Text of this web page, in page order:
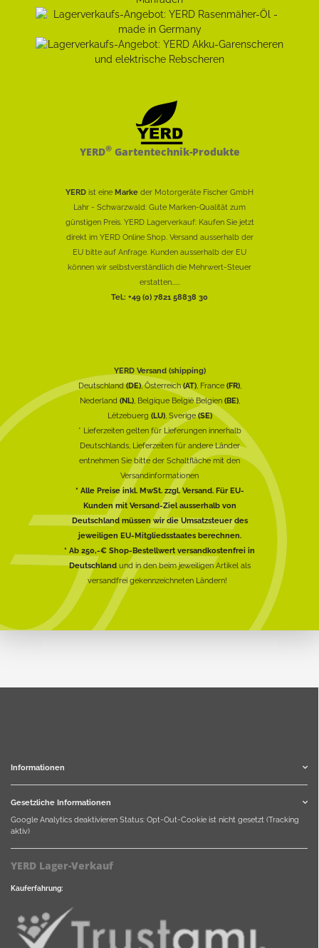
YERD®Gartentechnik-Produkte
YERD ist eine Marke der Motorgeräte Fischer GmbH
Lahr - Schwarzwald: Gute Marken-Qualität zum
günstigen Preis. YERD Lagerverkauf: Kaufen Sie jetzt
direkt im YERD Online Shop. Versand ausserhalb der
EU bitte auf Anfrage. Kunden ausserhalb der EU
können wir selbstverständlich die Mehrwert-Steuer
erstatten......
Tel.: +49 (0) 7821 58838 30
YERD Versand (shipping)
Deutschland(DE), Österreich(AT), France (FR),
Nederland (NL), Belgique België Belgien (BE),
Lëtzebuerg (LU), Sverige(SE)
* Lieferzeiten gelten für Lieferungen innerhalb
Deutschlands, Lieferzeiten für andere Länder
entnehmen Sie bitte der Schaltfläche mit den
Versandinformationen
* Alle Preise inkl. MwSt. zzgl. Versand. Für EU-
Kunden mit Versand-Ziel ausserhalb von
Deutschland müssen wir die Umsatzsteuer des
jeweiligen EU-Mitgliedsstaates berechnen.
* Ab 250,-€ Shop-Bestellwert versandkostenfrei in
Deutschlandund in den beim jeweiligen Artikel als
versandfrei gekennzeichneten Ländern!
Informationen
Gesetzliche Informationen
Google Analytics deaktivieren Status: Opt-Out-Cookie ist nicht gesetzt (Tracking
aktiv)
YERD Lager-Verkauf
Kauferfahrung: